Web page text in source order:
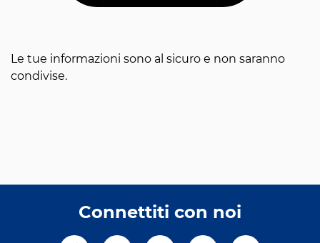
Le tue informazioni sono al sicuro e non saranno
condivise.
Connettiti con noi